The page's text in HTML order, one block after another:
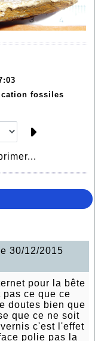
fossiles
le 30/12/2015
pour la bête
ce que ce
doutes bien que
que ce ne soit
c'est l'effet
polie pas la